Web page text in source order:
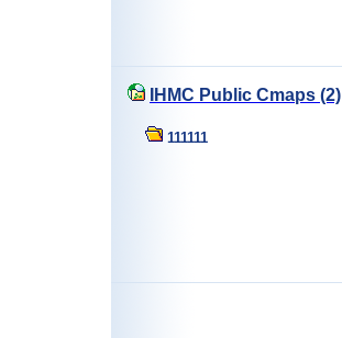
IHMC Public Cmaps (2)
111111